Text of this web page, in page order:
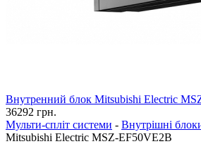
Внутренний блок Mitsubishi Electric
36292 грн.
Мульти-спліт системи - Внутрішні
Mitsubishi Electric MSZ-EF50VE2B